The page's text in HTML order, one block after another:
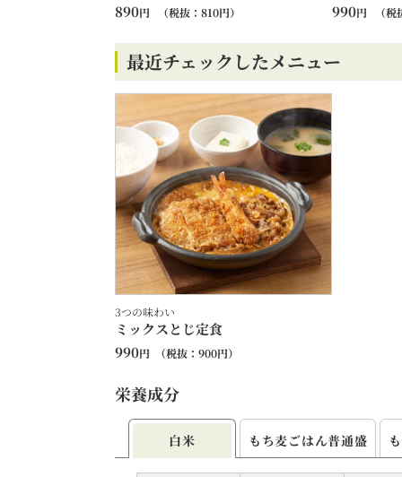
890円 （税抜： 810円） 990円 （税
最近チェックしたメニュー
3つの味わい
ミックスとじ定食
990円 （税抜： 900円）
栄養成分
白米 もち⻨ごはん普通盛